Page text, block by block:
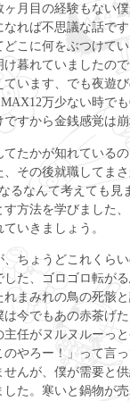
月目の経験もない
れば不思議な話です
こに何をぶつけて
暮れていましたの
います、でも夜遊
万少ない時で
すから金銭感覚は崩
たかが知れている
その後就職してま
るなんて考えても見
方法を学びました
いきましょう。
ちょうどこれくら
た、ゴロゴロ転が
まみれの鳥の死骸
今でもあの赤茶げ
任がヌルヌルーっ
やろー！」って言
んが、僕が需要と
た。寒いと鍋物が